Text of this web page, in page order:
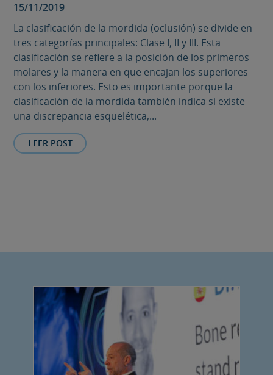
15/11/2019
La clasificación de la mordida (oclusión) se divide en
tres categorías principales: Clase I, II y III. Esta
clasificación se refiere a la posición de los primeros
molares y la manera en que encajan los superiores
con los inferiores. Esto es importante porque la
clasificación de la mordida también indica si existe
una discrepancia esquelética,...
LEER POST